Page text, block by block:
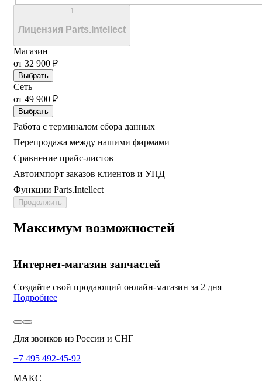
1
Лицензия Parts.Intellect
Магазин
от 32 900 ₽
Выбрать
Сеть
от 49 900 ₽
Выбрать
Работа с терминалом сбора данных
Перепродажа между нашими фирмами
Сравнение прайс-листов
Автоимпорт заказов клиентов и УПД
Функции Parts.Intellect
Продолжить
Максимум возможностей
Интернет-магазин запчастей
Создайте свой продающий онлайн-магазин за 2 дня
Подробнее
Для звонков из России и СНГ
+7 495 492-45-92
МАКС